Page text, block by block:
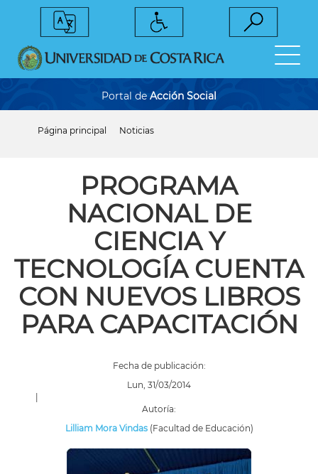
Portal de Acción Social
navegación
Página principal Noticias
PROGRAMA
NACIONAL DE
CIENCIA Y
TECNOLOGÍA CUENTA
CON NUEVOS LIBROS
PARA CAPACITACIÓN
Fecha de publicación:
Lun, 31/03/2014
|
Autoría:
Lilliam Mora Vindas(Facultad de Educación)